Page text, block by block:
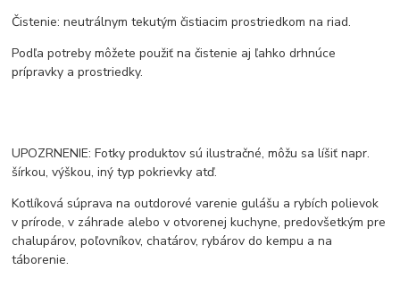
Čistenie: neutrálnym tekutým čistiacim prostriedkom na riad.
Podľa potreby môžete použiť na čistenie aj ľahko drhnúce
prípravky a prostriedky.
UPOZRNENIE: Fotky produktov sú ilustračné, môžu sa líšiť napr.
šírkou, výškou, iný typ pokrievky atď.
Kotlíková súprava na outdorové varenie gulášu a rybích polievok
v prírode, v záhrade alebo v otvorenej kuchyne, predovšetkým pre
chalupárov, poľovníkov, chatárov, rybárov do kempu a na
táborenie.